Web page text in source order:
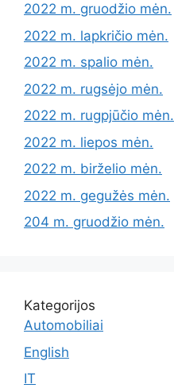
2022 m. gruodžio mėn.
2022 m. lapkričio mėn.
2022 m. spalio mėn.
2022 m. rugsėjo mėn.
2022 m. rugpjūčio mėn.
2022 m. liepos mėn.
2022 m. birželio mėn.
2022 m. gegužės mėn.
204 m. gruodžio mėn.
Kategorijos
Automobiliai
English
IT